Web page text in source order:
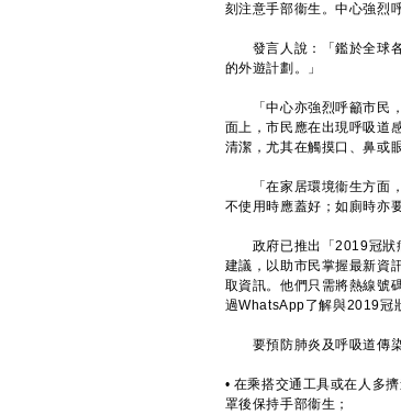
刻注意手部衞生。中心強烈
發言人說：「鑑於全球各
的外遊計劃。」
「中心亦強烈呼籲市民，
面上，市民應在出現呼吸道
清潔，尤其在觸摸口、鼻或
「在家居環境衞生方面，
不使用時應蓋好；如廁時亦
政府已推出「2019冠狀
建議，以助市民掌握最新資
取資訊。他們只需將熱線號
過WhatsApp了解與2019冠
要預防肺炎及呼吸道傳染
• 在乘搭交通工具或在人多
罩後保持手部衞生；